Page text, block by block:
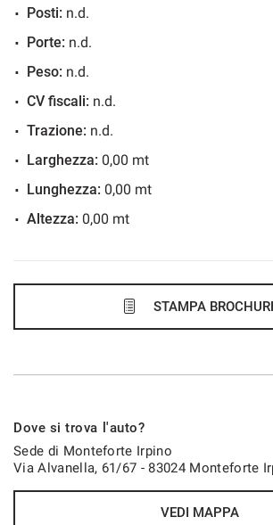
36 Mesi
895€/mese
48 Mesi
922€/mese
36 Mesi
VEDI
Posti: n.d.
Porte: n.d.
Peso: n.d.
CV fiscali: n.d.
Trazione: n.d.
Larghezza: 0,00 mt
Lunghezza: 0,00 mt
Altezza: 0,00 mt
STAMPA
Dove si trova l'auto?
Sede di Monteforte Irpino
Via Alvanella, 61/67 - 83024 Monteforte
VEDI MAPPA